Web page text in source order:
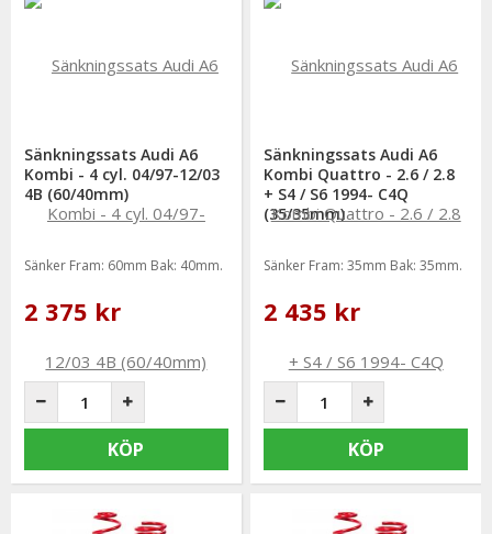
Sänkningssats Audi A6
Kombi - 4 cyl. 04/97-12/03
4B (60/40mm)
Sänker Fram: 60mm Bak: 40mm.
2 375 kr
KÖP
Sänkningssats Audi A6
Kombi Quattro - 2.6 / 2.8
+ S4 / S6 1994- C4Q
(35/35mm)
Sänker Fram: 35mm Bak: 35mm.
2 435 kr
KÖP